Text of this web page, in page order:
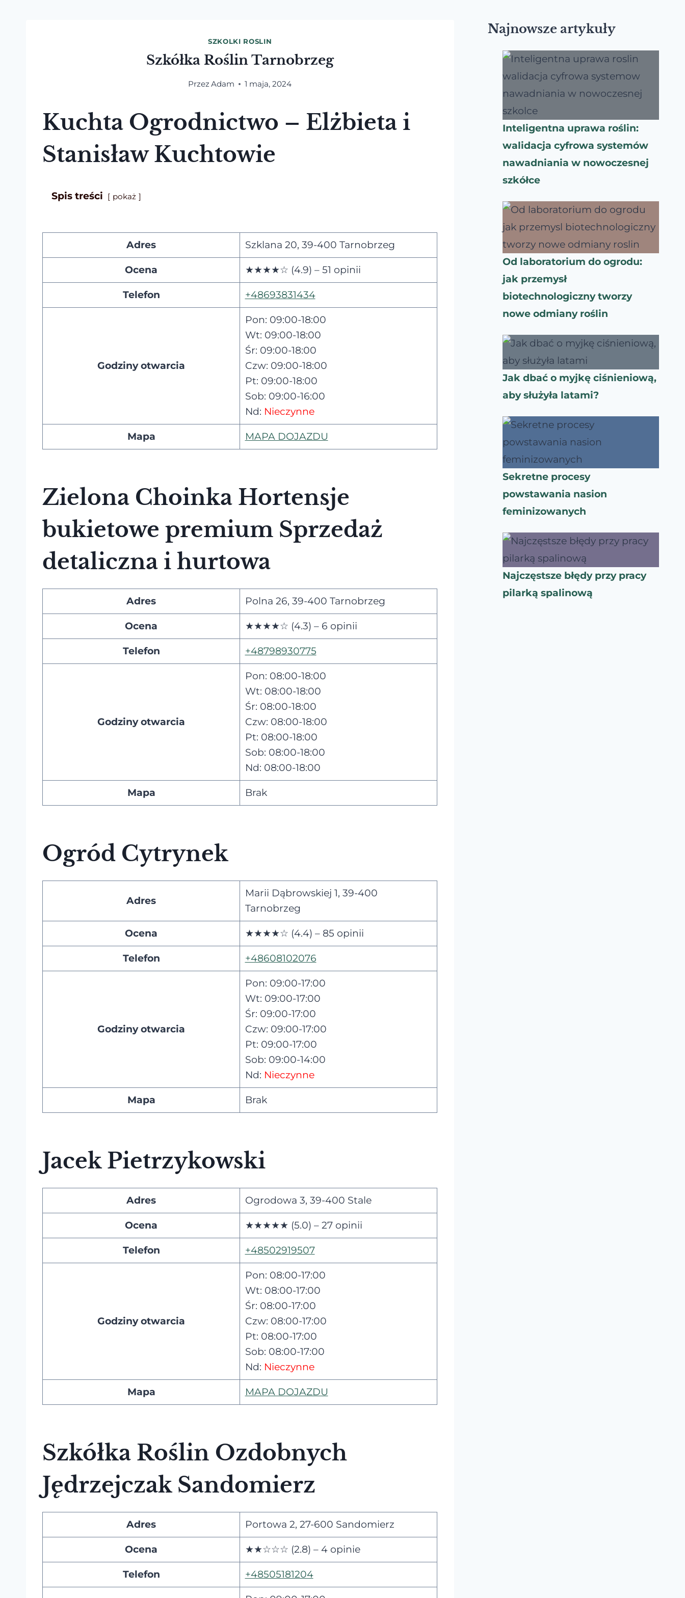
SZKOLKI ROSLIN
Szkółka Roślin Tarnobrzeg
PrzezAdam 1 maja, 2024
Kuchta Ogrodnictwo – Elżbieta i
Stanisław Kuchtowie
Spis treści pokaż
Adres Szklana 20, 39-400 Tarnobrzeg
Ocena ★★★★☆ (4.9) – 51 opinii
Telefon +48693831434
Godziny otwarcia
Pon: 09:00-18:00
Wt: 09:00-18:00
Śr: 09:00-18:00
Czw: 09:00-18:00
Pt: 09:00-18:00
Sob: 09:00-16:00
Nd: Nieczynne
Mapa MAPA DOJAZDU
Zielona Choinka Hortensje
bukietowe premium Sprzedaż
detaliczna i hurtowa
Adres Polna 26, 39-400 Tarnobrzeg
Ocena ★★★★☆ (4.3) – 6 opinii
Telefon +48798930775
Godziny otwarcia
Pon: 08:00-18:00
Wt: 08:00-18:00
Śr: 08:00-18:00
Czw: 08:00-18:00
Pt: 08:00-18:00
Sob: 08:00-18:00
Nd: 08:00-18:00
Mapa Brak
Ogród Cytrynek
Adres
Marii Dąbrowskiej 1, 39-400
Tarnobrzeg
Ocena ★★★★☆ (4.4) – 85 opinii
Telefon +48608102076
Godziny otwarcia
Pon: 09:00-17:00
Wt: 09:00-17:00
Śr: 09:00-17:00
Czw: 09:00-17:00
Pt: 09:00-17:00
Sob: 09:00-14:00
Nd: Nieczynne
Mapa Brak
Jacek Pietrzykowski
Adres Ogrodowa 3, 39-400 Stale
Ocena ★★★★★ (5.0) – 27 opinii
Telefon +48502919507
Godziny otwarcia
Pon: 08:00-17:00
Wt: 08:00-17:00
Śr: 08:00-17:00
Czw: 08:00-17:00
Pt: 08:00-17:00
Sob: 08:00-17:00
Nd: Nieczynne
Mapa MAPA DOJAZDU
Szkółka Roślin Ozdobnych
Jędrzejczak Sandomierz
Adres Portowa 2, 27-600 Sandomierz
Ocena ★★☆☆☆ (2.8) – 4 opinie
Telefon +48505181204
Najnowsze artykuły
Inteligentna uprawa roślin:
walidacja cyfrowa systemów
nawadniania w nowoczesnej
szkółce
Od laboratorium do ogrodu:
jak przemysł
biotechnologiczny tworzy
nowe odmiany roślin
Jak dbać o myjkę ciśnieniową,
aby służyła latami?
Sekretne procesy
powstawania nasion
feminizowanych
Najczęstsze błędy przy pracy
pilarką spalinową